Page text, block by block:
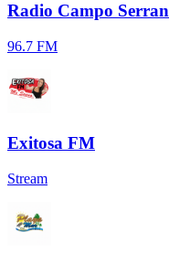
Radio Campo
96.7 FM
Exitosa FM
Stream